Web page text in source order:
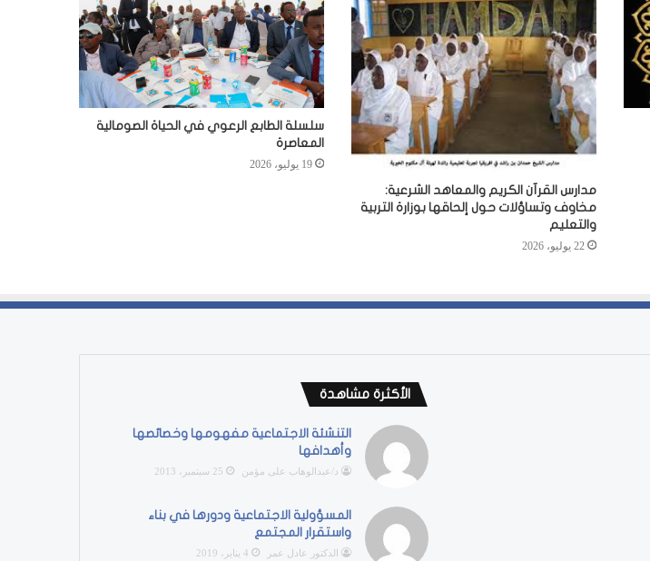
مدارس القرآن الكريم والمعاهد الشرعية:
مخاوف وتساؤلات حول إلحاقها بوزارة التربية
والتعليم
22 يوليو، 2026
سلسلة الطابع الرعوي في الحياة الصومالية
المعاصرة
19 يوليو، 2026
الأكثرة مشاهدة
التنشئة الاجتماعية مفهومها وخصائصها
وأهدافها
د/عبدالوهاب على مؤمن 25 سبتمبر، 2013
المسؤولية الاجتماعية ودورها في بناء
واستقرار المجتمع
الدكتور عادل عمر 4 يناير، 2019